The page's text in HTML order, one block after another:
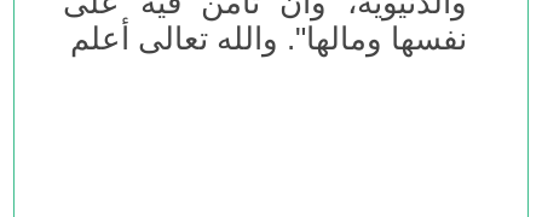
نفسها ومالها". والله تعالى أعلم